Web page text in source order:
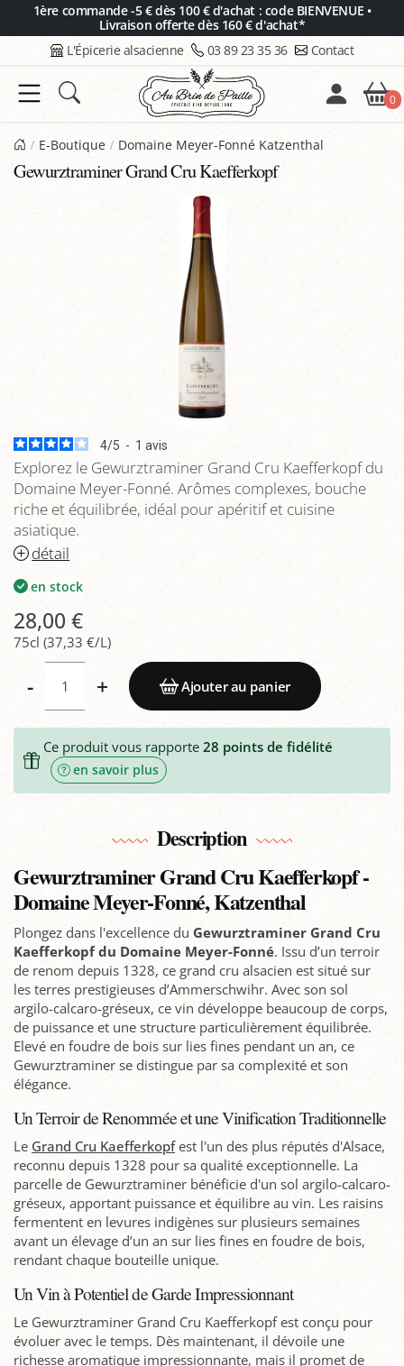
1ère commande -5 € dès 100 € d'achat : code BIENVENUE •
Livraison offerte dès 160 € d'achat*
L'Épicerie alsacienne 03 89 23 35 36 Contact
0
E-Boutique Domaine Meyer-Fonné Katzenthal
Gewurztraminer Grand Cru Kaefferkopf
4/5 - 1 avis
Explorez le Gewurztraminer Grand Cru Kaefferkopf du
Domaine Meyer-Fonné. Arômes complexes, bouche
riche et équilibrée, idéal pour apéritif et cuisine
asiatique.
détail
en stock
28,00 €
75cl (37,33 €/L)
- + Ajouter au panier
Ce produit vous rapporte28 points de fidélité
en savoir plus
Description
Gewurztraminer Grand Cru Kaefferkopf -
Domaine Meyer-Fonné, Katzenthal
Plongez dans l'excellence du Gewurztraminer Grand Cru
Kaefferkopf du Domaine Meyer-Fonné. Issu d’un terroir
de renom depuis 1328, ce grand cru alsacien est situé sur
les terres prestigieuses d’Ammerschwihr. Avec son sol
argilo-calcaro-gréseux, ce vin développe beaucoup de corps,
de puissance et une structure particulièrement équilibrée.
Elevé en foudre de bois sur lies fines pendant un an, ce
Gewurztraminer se distingue par sa complexité et son
élégance.
Un Terroir de Renommée et une Vinification Traditionnelle
Le Grand Cru Kaefferkopfest l'un des plus réputés d'Alsace,
reconnu depuis 1328 pour sa qualité exceptionnelle. La
parcelle de Gewurztraminer bénéficie d'un sol argilo-calcaro-
gréseux, apportant puissance et équilibre au vin. Les raisins
fermentent en levures indigènes sur plusieurs semaines
avant un élevage d’un an sur lies fines en foudre de bois,
rendant chaque bouteille unique.
Un Vin à Potentiel de Garde Impressionnant
Le Gewurztraminer Grand Cru Kaefferkopf est conçu pour
évoluer avec le temps. Dès maintenant, il dévoile une
richesse aromatique impressionnante, mais il promet de
Panneau de gestion des cookies